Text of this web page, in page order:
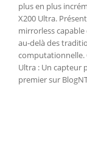
plus en plus
X200 Ultra.
mirrorless capable
au-delà des
computationnelle.
Ultra : Un capteur
premier sur